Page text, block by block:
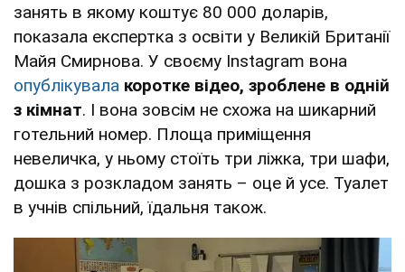
занять в якому коштує 80 000 доларів,
показала експертка з освіти у Великій Британії
Майя Смирнова. У своєму Instagram вона
опублікувала коротке відео, зроблене в одній
з кімнат. І вона зовсім не схожа на шикарний
готельний номер. Площа приміщення
невеличка, у ньому стоїть три ліжка, три шафи,
дошка з розкладом занять – оце й усе. Туалет
в учнів спільний, їдальня також.